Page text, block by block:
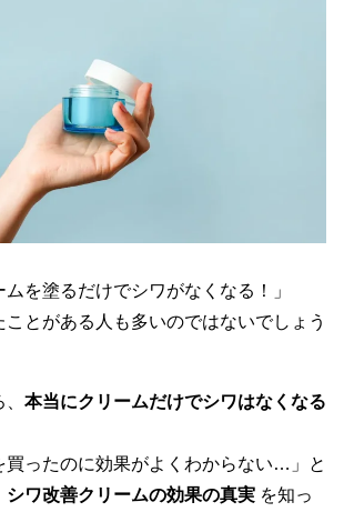
ムを塗るだけでシワがなくなる！」
とがある人も多いのではないでしょう
本当にクリームだけでシワはなくなる
買ったのに効果がよくわからない…」と
シワ改善クリームの効果の真実 を知っ